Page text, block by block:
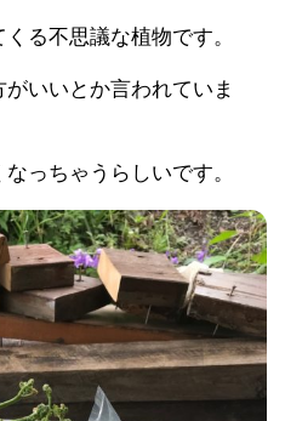
る不思議な植物です。
いいとか言われていま
っちゃうらしいです。